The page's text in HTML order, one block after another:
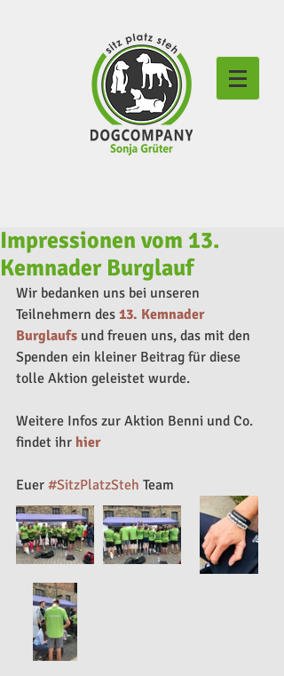
Impressionen vom 13.
Kemnader Burglauf
Wir bedanken uns bei unseren
Teilnehmern des 13. Kemnader
Burglaufs und freuen uns, das mit den
Spenden ein kleiner Beitrag für diese
tolle Aktion geleistet wurde.
Weitere Infos zur Aktion Benni und Co.
findet ihr hier
Euer #SitzPlatzSteh Team